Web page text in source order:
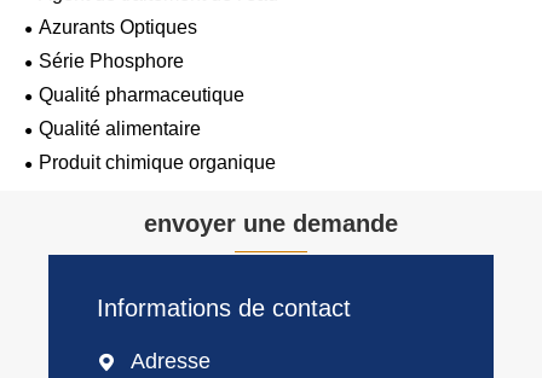
Azurants Optiques
Série Phosphore
Qualité pharmaceutique
Qualité alimentaire
Produit chimique organique
envoyer une demande
Informations de contact
 Adresse